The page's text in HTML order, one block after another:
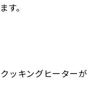
す。
ッキングヒーターが